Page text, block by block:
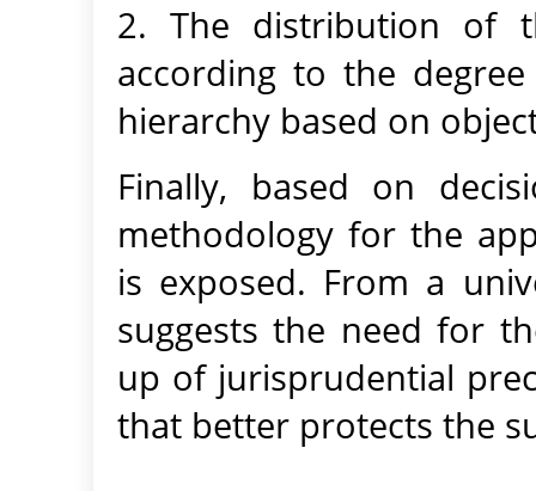
2. The distribution of
according to the
hierarchy based on
Finally, based on
methodology for the
is exposed. From a
suggests the need for
up of jurisprudential
that better protects the